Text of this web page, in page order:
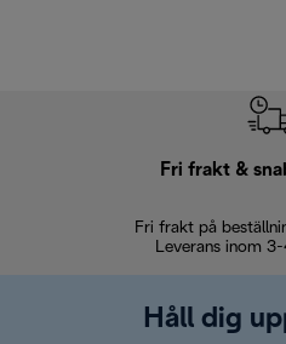
Fri frakt &
Fri frakt på
Leverans inom
Håll dig